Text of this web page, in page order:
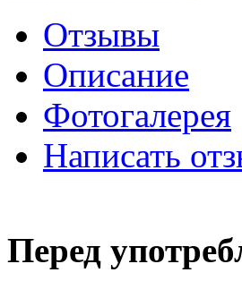
Отзывы
Описание
Фотогалерея
Написать
Перед